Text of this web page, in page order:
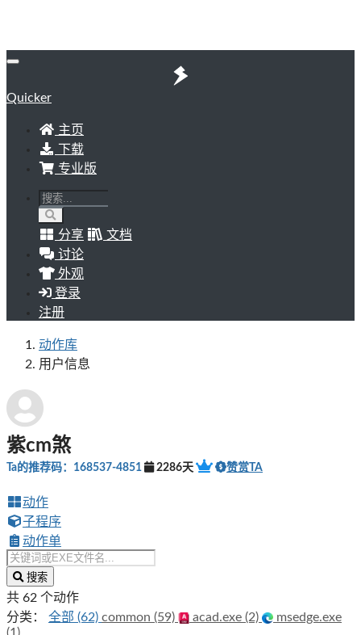
Quicker
主页
下载
专业版
分享
文档
讨论
外观
登录
注册
动作库
用户信息
紫cm煞
Ta的推荐码：168537-4851 2286天 赞赏TA
动作
子程序
动作单
搜索
共 62 个动作
分类：
全部 (62) common (59) acad.exe (2)
msedge.exe